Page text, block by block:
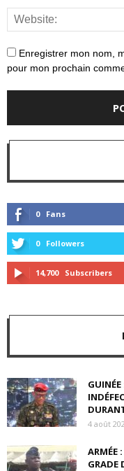
Enregistrer mon nom,
pour mon prochain
0 Fans
0 Followers
14,700 Subscribers
GUINÉE
4 août
ARMÉE
GRADE